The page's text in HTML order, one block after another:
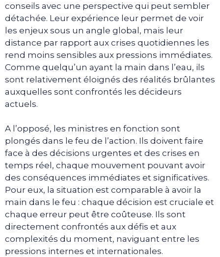
conseils avec une perspective qui peut sembler
détachée. Leur expérience leur permet de voir
les enjeux sous un angle global, mais leur
distance par rapport aux crises quotidiennes les
rend moins sensibles aux pressions immédiates.
Comme quelqu’un ayant la main dans l’eau, ils
sont relativement éloignés des réalités brûlantes
auxquelles sont confrontés les décideurs
actuels.
A l’opposé, les ministres en fonction sont
plongés dans le feu de l’action. Ils doivent faire
face à des décisions urgentes et des crises en
temps réel, chaque mouvement pouvant avoir
des conséquences immédiates et significatives.
Pour eux, la situation est comparable à avoir la
main dans le feu : chaque décision est cruciale et
chaque erreur peut être coûteuse. Ils sont
directement confrontés aux défis et aux
complexités du moment, naviguant entre les
pressions internes et internationales.